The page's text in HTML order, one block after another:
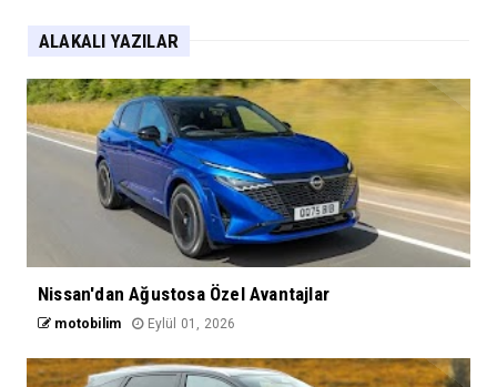
ALAKALI YAZILAR
Nissan'dan Ağustosa Özel Avantajlar
motobilim Eylül 01, 2026